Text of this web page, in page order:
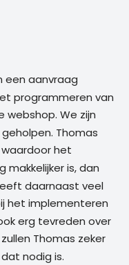
een aanvraag
programmeren van
webshop. We zijn
Thomas
het
makkelijker is, dan
daarnaast veel
het implementeren
erg tevreden over
Thomas zeker
nodig is.